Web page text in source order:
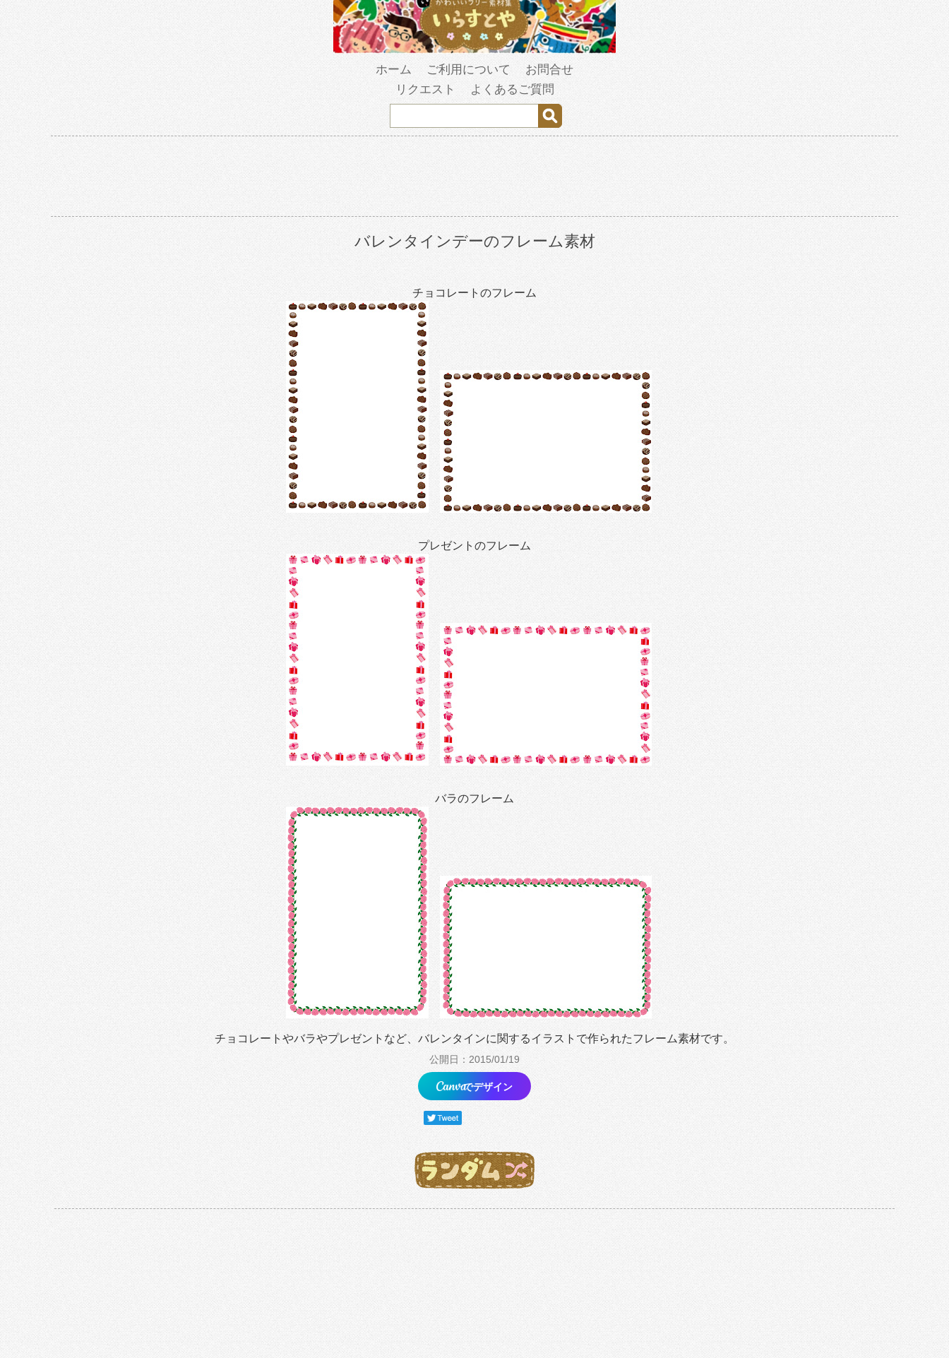
ホーム ご利用について
お問合せ
リクエスト
よくあるご質問
バレンタインデーのフレーム素材
チョコレートのフレーム
プレゼントのフレーム
バラのフレーム
チョコレートやバラやプレゼントなど、バレンタインに関するイラストで作られたフレーム素材です。
公開日：2015/01/19
でデザイン